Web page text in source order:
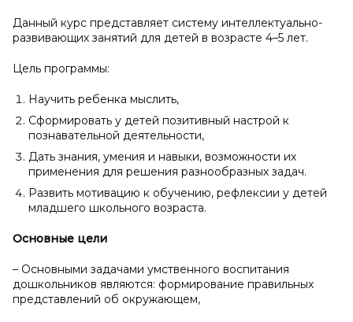
Данный курс представляет систему интеллектуально-
развивающих занятий для детей в возрасте 4–5 лет.
Цель программы:
Научить ребенка мыслить,
Сформировать у детей позитивный настрой к
познавательной деятельности,
Дать знания, умения и навыки, возможности их
применения для решения разнообразных задач.
Развить мотивацию к обучению, рефлексии у детей
младшего школьного возраста.
Основные цели
– Основными задачами умственного воспитания
дошкольников являются: формирование правильных
представлений об окружающем,